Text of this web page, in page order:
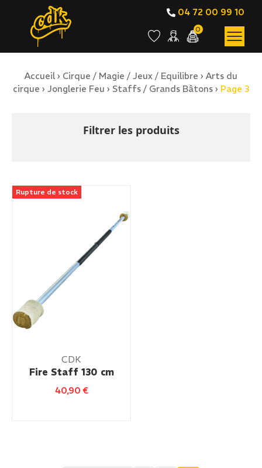
04 72 00 99 10
0
BOUTIQUE EN LIGNE
Accueil › Cirque / Magie / Jeux / Equilibre › Arts du
cirque › Jonglerie Feu › Staffs / Grands Bâtons › Page 3
Filtrer les produits
Rupture de stock
CDK
Fire Staff 130 cm
40,90€